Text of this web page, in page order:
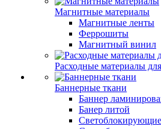
Магнитные материалы
Магнитные ленты
Феррошиты
Магнитный винил
Расходные материалы
Баннерные ткани
Баннер
Банер литой